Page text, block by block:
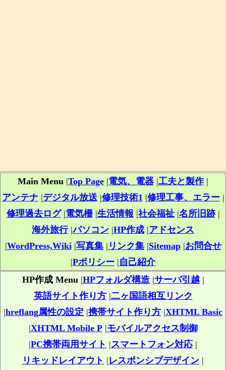
Main Menu |Top Page |電気、電器 |工夫と製作|
アンテナ|デジタル放送|修理技術1 |修理工事、エラー|
修理過去ログ|電気柵|生活情報 |社会福祉|名所旧跡|
海外旅行|パソコン |HP作成 |アドセンス
|WordPress,Wiki|写真集| リンク集|Sitemap|お問合せ
|Pポリシー |自己紹介
HP作成 Menu|HPフォルダ構造|サーバ引越|
英語サイト作り方|二ヶ国語相互リンク
|hreflang属性の設定 |携帯サイト作り方 |XHTML Basic
|XHTML Mobile P|モバイルアクセス制御
|PC携帯両用サイト |スマートフォン対応|
リキッドレイアウト |レスポンシブデザイン |